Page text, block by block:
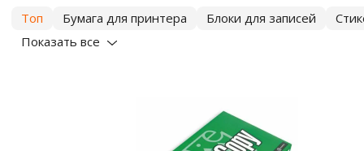
Топ Бумага для принтера Блоки для записей
Показать все